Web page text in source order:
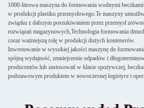
1000-litrowa maszyna do formowania wodnymi
w produkcji plastiku przemysłowego.Te maszyny
związku z dalszym poszukiwaniem przez przemysł
rozwiązań magazynowych,Technologia formowania
coraz ważniejszą rolę w produkcji dużych kontenerów.
Inwestowanie w wysokiej jakości maszynę do
spójną wydajność, zmniejszenie odpadów i
producentów.lub zastosowań w klasie spożywczej,
podstawowym produktem w nowoczesnej logistyce i